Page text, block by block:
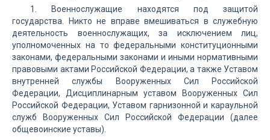
1. Военнослужащие находятся под защитой
государства. Никто не вправе вмешиваться в служебную
деятельность военнослужащих, за исключением лиц,
уполномоченных на то федеральными конституционными
законами, федеральными законами и иными нормативными
правовыми актами Российской Федерации, а также Уставом
внутренней службы Вооруженных Сил Российской
Федерации, Дисциплинарным уставом Вооруженных Сил
Российской Федерации, Уставом гарнизонной и караульной
служб Вооруженных Сил Российской Федерации (далее
общевоинские уставы).